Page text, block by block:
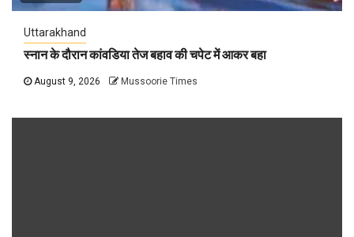
Uttarakhand
स्नान के दौरान कांवडिया तेज बहाव की चपेट में आकर बहा
August 9, 2026 Mussoorie Times